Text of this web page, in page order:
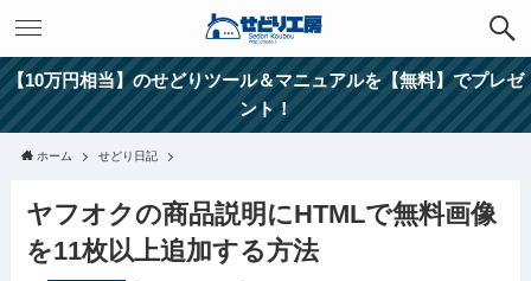
【10万円相当】のせどりツール＆マニュアルを【無料】でプレゼ
ント！
ホーム せどり日記
ヤフオクの商品説明にHTMLで無料画像
を11枚以上追加する方法